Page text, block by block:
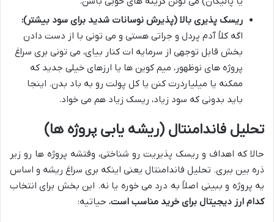
ریسک پذیری بالا (پذیرش نوسانات شدید برای سود بیشتر):
اگه کلاً آدم پردل و جراتی هستی و می تونی با از دست دادن
بخش قابل توجهی از سرمایه ات کنار بیای، می تونی بری سراغ
پروژه های نوظهور، میم کوین ها یا ارزهای خیلی جدید که
ممکنه یا میلیاردرت کنن یا کل پولت رو به باد بدن. اینجا
باید بدونی که سود زیاد، ریسک زیاد هم می خواد.
تحلیل فاندامنتال (ریشه یابی پروژه ها)
حالا که اهداف و ریسک پذیریت رو شناختی، وقتشه پروژه ها رو زیر
ذره بین ببری. تحلیل فاندامنتال یعنی اینکه بری سراغ ریشه و اساس
یه پروژه و ببینی اصلاً به درد می خوره یا نه. این بخش برای انتخاب
کدام ارز دیجیتال برای خرید مناسب است، حیاتیه: